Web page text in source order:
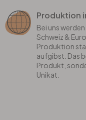
Produktion
Bei uns
Schweiz &
Produktion
aufgibst. Das
Produkt,
Unikat.